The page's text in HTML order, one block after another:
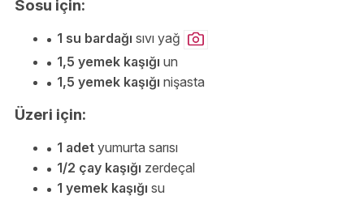
Sosu için:
1 su bardağı sıvı yağ
1,5 yemek kaşığı un
1,5 yemek kaşığı nişasta
Üzeri için:
1 adet yumurta sarısı
1/2 çay kaşığı zerdeçal
1 yemek kaşığı su